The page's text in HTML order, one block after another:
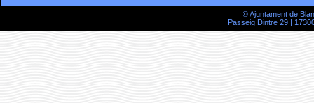
© Ajuntament de
Passeig Dintre 29 |